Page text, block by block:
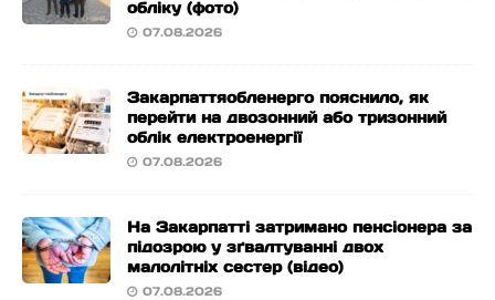
обліку (фото)
07.08.2026
Закарпаттяобленерго пояснило, як
перейти на двозонний або тризонний
облік електроенергії
07.08.2026
На Закарпатті затримано пенсіонера за
підозрою у зґвалтуванні двох
малолітніх сестер (відео)
07.08.2026